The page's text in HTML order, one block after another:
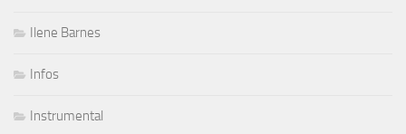
Ilene Barnes
Infos
Instrumental